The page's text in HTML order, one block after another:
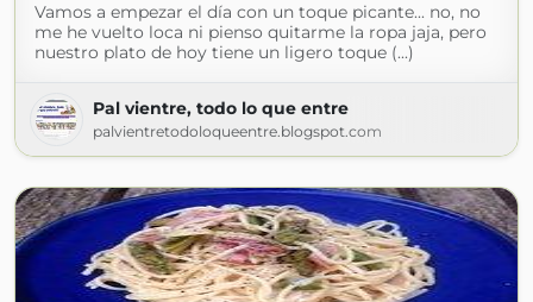
Vamos a empezar el día con un toque picante... no, no
me he vuelto loca ni pienso quitarme la ropa jaja, pero
nuestro plato de hoy tiene un ligero toque (...)
Pal vientre, todo lo que entre
palvientretodoloqueentre.blogspot.com